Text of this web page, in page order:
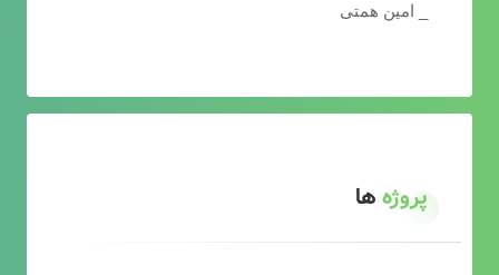
_ امین همتی
پروژهها